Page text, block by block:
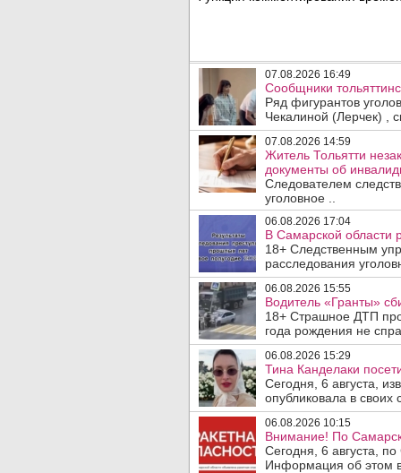
07.08.2026 16:49
Сообщники
Ряд фигурантов
Чекалиной (Лерчек) ,
07.08.2026 14:59
Житель Тольятти
документы об
Следователем
уголовное ..
06.08.2026 17:04
В Самарской области
18+ Следственным
расследования
06.08.2026 15:55
Водитель «Гранты»
18+ Страшное ДТП
года рождения не
06.08.2026 15:29
Тина Канделаки
Сегодня, 6 августа,
опубликовала в своих
06.08.2026 10:15
Внимание! По
Сегодня, 6 августа,
Информация об этом